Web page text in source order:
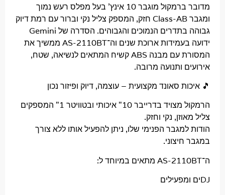
מדובר ברמקול מוגבר 10 אינץ’ בעל מפלס רעש נמוך
ומגבר Class-AB חזק, המספק צליל נקי וברור עם רמת דיוק
גבוהה בתדרים הנמוכים והגבוהים. הסדרה של Gemini
ידועה בעמידות ארוכת שנים וה־AS-2110BT ממשיך את
המסורת עם מבנה ABS קשיח המתאים לנשיאה, שטח,
ותנועה מרובה.
סאונד מקצועית – עוצמה, דיוק ופיזור נכון
הרמקול מצויד בדרייבר 10" איכותי ובטוויטר 1" המספקים
נקי וחזק.
הפנימי שלו, ניתן להפעיל אותו ללא צורך